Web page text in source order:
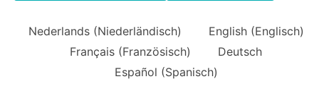
Nederlands(Niederländisch) English(Englisch)
Français (Französisch)
Deutsch
Español (Spanisch)